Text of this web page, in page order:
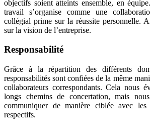
objectifs soient atteints ensemble, en
travail s’organise comme une
collégial prime sur la réussite personnelle.
sur la vision de l’entreprise.
Responsabilité
Grâce à la répartition des différents
responsabilités sont confiées de la même
collaborateurs correspondants. Cela nous
longs chemins de concertation, mais
communiquer de manière ciblée avec les
respectifs.